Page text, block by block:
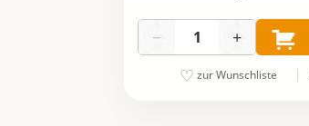
− +
zur Wunschliste